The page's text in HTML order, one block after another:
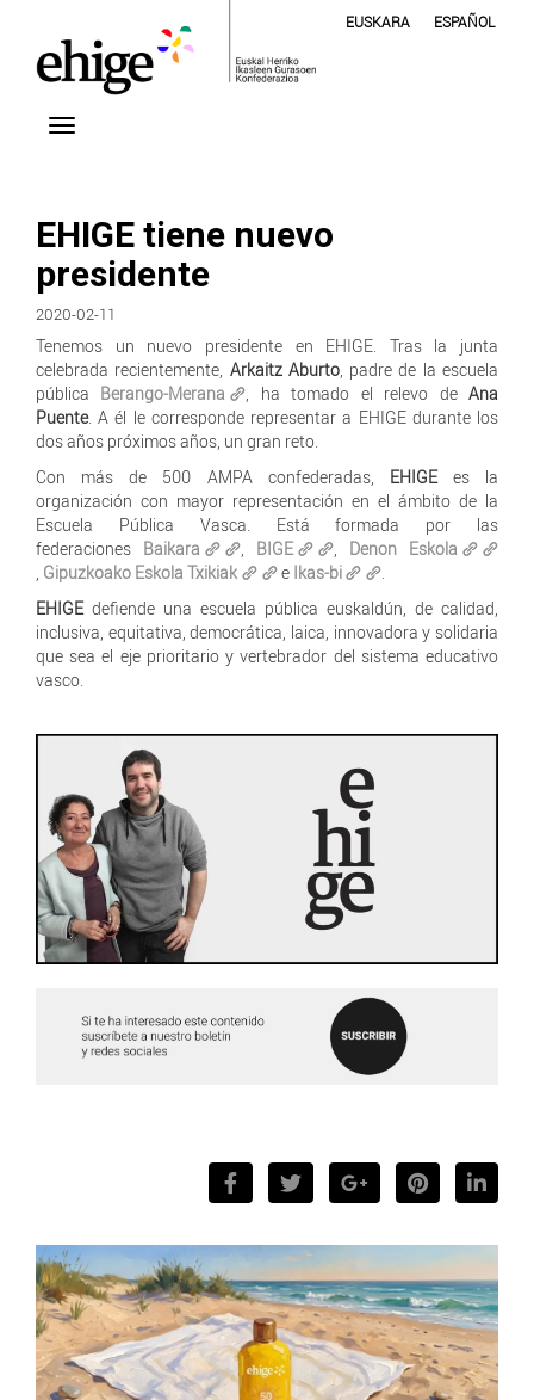
EUSKARA ESPAÑOL
EHIGE tiene nuevo
presidente
2020-02-11
Tenemos un nuevo presidente en EHIGE. Tras la junta
celebrada recientemente, Arkaitz Aburto, padre de la escuela
pública Berango-Merana , ha tomado el relevo deAna
Puente. A él le corresponde representar a EHIGE durante los
dos años próximos años, un gran reto.
Con más de 500 AMPA confederadas, EHIGEes la
organización con mayor representación en el ámbito de la
Escuela Pública Vasca. Está formada por las
federaciones Baikara , BIGE , Denon Eskola
, Gipuzkoako Eskola Txikiak e Ikas-bi
.
EHIGEdefiende una escuela pública euskaldún, de calidad,
inclusiva, equitativa, democrática, laica, innovadora y solidaria
que sea el eje prioritario y vertebrador del sistema educativo
vasco.